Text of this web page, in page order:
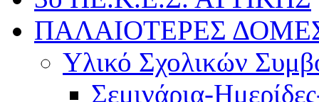
ΠΑΛΑΙΟΤΕΡΕΣ
Υλικό Σχολικών
Σεμινάρια-